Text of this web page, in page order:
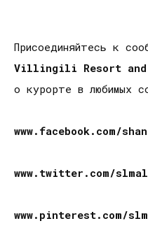
Присоединяйтесь к
Villingili Resort and
о курорте в любимых
www.facebook.com/
www.twitter.com/
www.pinterest.com/